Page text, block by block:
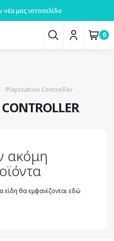
μας ιστοσελίδα
0
Playstation Controller
ακόμη
είδη θα εμφανίζονται εδώ